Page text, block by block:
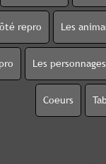
repro Les
Les
Coeurs